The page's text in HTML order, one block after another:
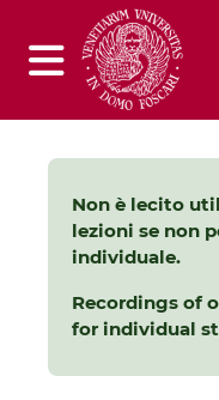
Vai al contenuto
Pannello laterale
Non è lecito
lezioni se non
individuale.
Recordings of
for individual